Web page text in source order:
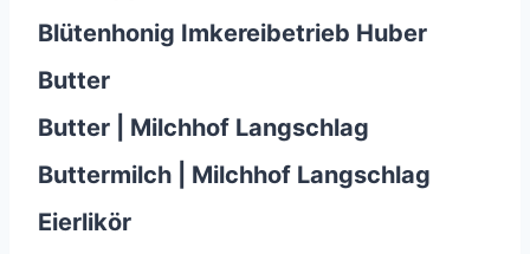
Blütenhonig Imkereibetrieb Huber
Butter
Butter | Milchhof Langschlag
Buttermilch | Milchhof Langschlag
Eierlikör